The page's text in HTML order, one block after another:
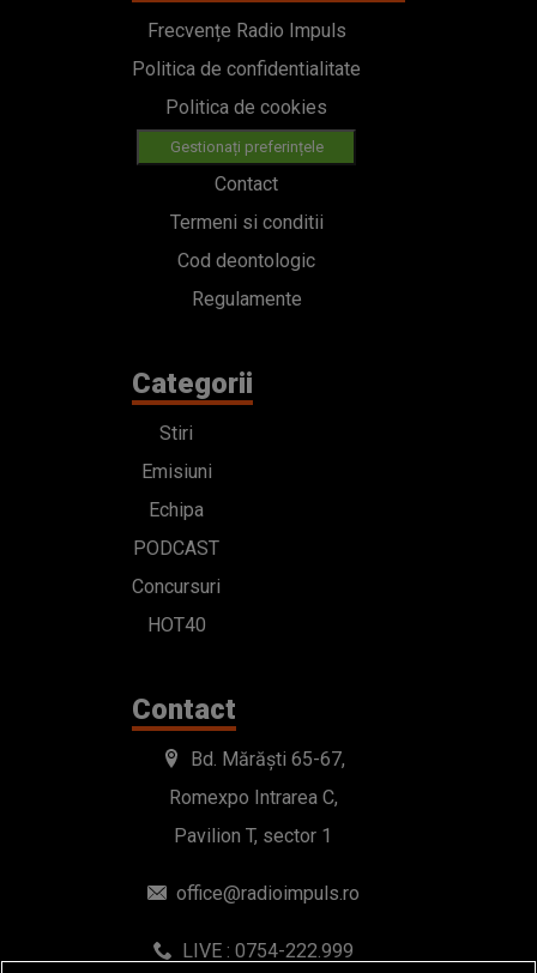
Frecvențe Radio Impuls
Politica de confidentialitate
Politica de cookies
Gestionați preferințele
Contact
Termeni si conditii
Cod deontologic
Regulamente
Categorii
Stiri
Emisiuni
Echipa
PODCAST
Concursuri
HOT40
Contact
Bd. Mărăști 65-67,
Romexpo Intrarea C,
Pavilion T, sector 1
office@radioimpuls.ro
LIVE : 0754-222.999